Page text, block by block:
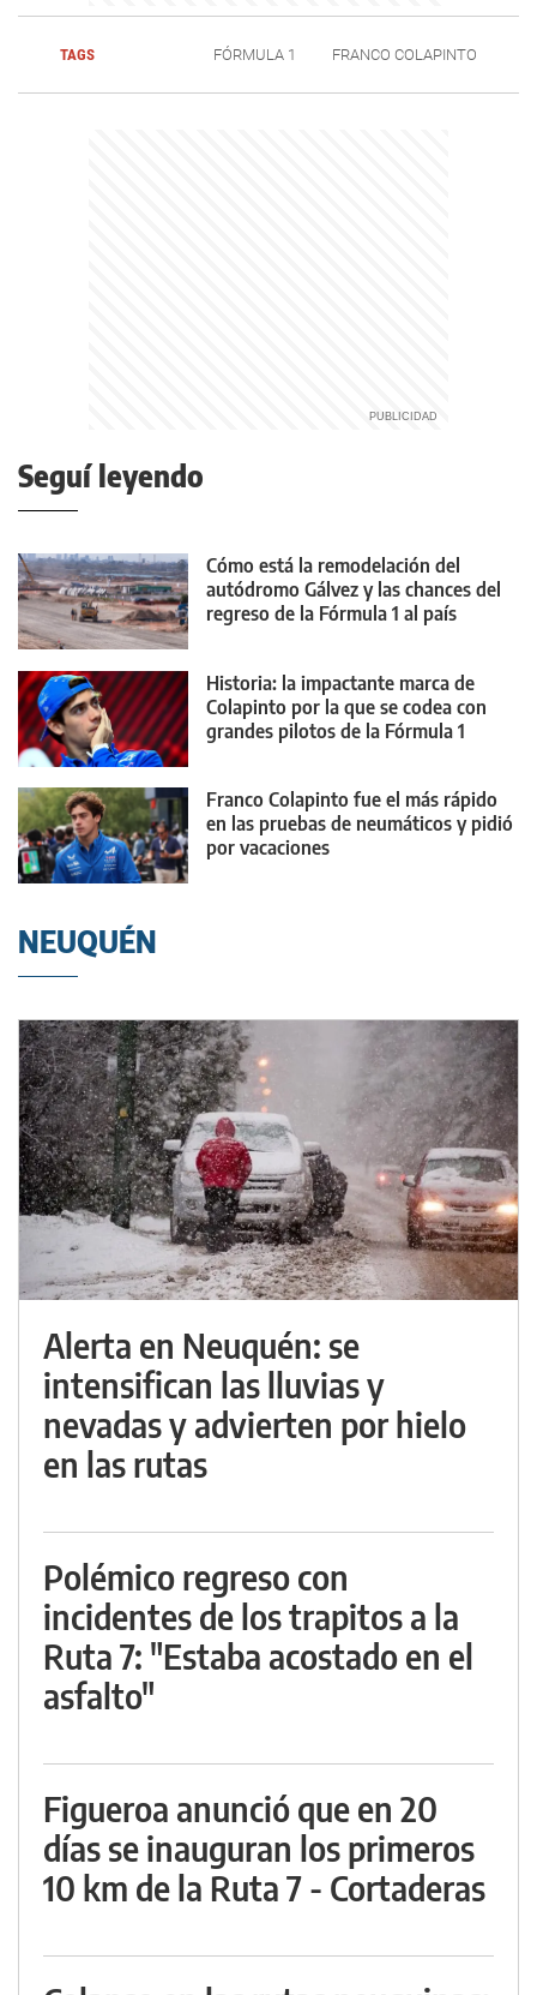
TAGS FÓRMULA 1 FRANCO COLAPINTO
Seguí leyendo
Cómo está la remodelación del
autódromo Gálvez y las chances del
regreso de la Fórmula 1 al país
Historia: la impactante marca de
Colapinto por la que se codea con
grandes pilotos de la Fórmula 1
Franco Colapinto fue el más rápido
en las pruebas de neumáticos y pidió
por vacaciones
NEUQUÉN
Alerta en Neuquén: se
intensifican las lluvias y
nevadas y advierten por hielo
en las rutas
Polémico regreso con
incidentes de los trapitos a la
Ruta 7: "Estaba acostado en el
asfalto"
Figueroa anunció que en 20
días se inauguran los primeros
10 km de la Ruta 7 - Cortaderas